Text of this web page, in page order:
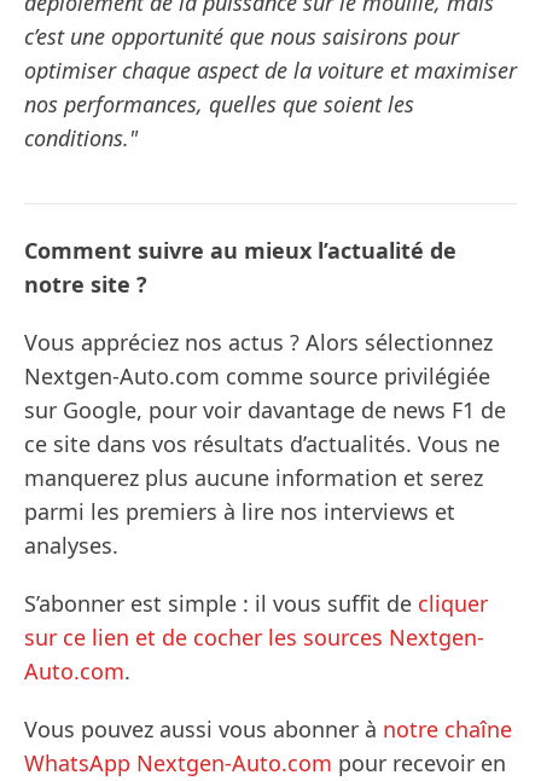
c’est une opportunité que nous saisirons pour
optimiser chaque aspect de la voiture et maximiser
nos performances, quelles que soient les
conditions."
Comment suivre au mieux l’actualité de
notre site ?
Vous appréciez nos actus ? Alors sélectionnez
Nextgen-Auto.com comme source privilégiée
sur Google, pour voir davantage de news F1 de
ce site dans vos résultats d’actualités. Vous ne
manquerez plus aucune information et serez
parmi les premiers à lire nos interviews et
analyses.
S’abonner est simple : il vous suffit de cliquer
sur ce lien et de cocher les sources Nextgen-
Auto.com.
Vous pouvez aussi vous abonner à notre chaîne
WhatsApp Nextgen-Auto.com pour recevoir en